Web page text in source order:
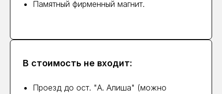
Памятный фирменный магнит.
В стоимость не входит:
Проезд до ост. "А. Алиша" (можно